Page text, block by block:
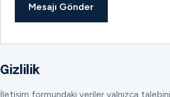
Mesajı Gönder
Gizlilik
İletişim formundaki veriler yalnızca